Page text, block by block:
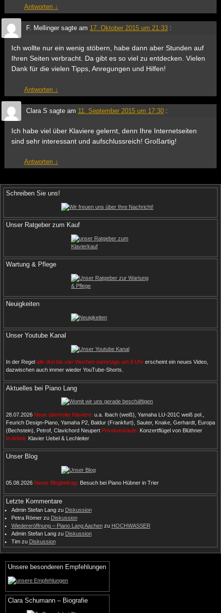
Antworten ↓
F. Mellingersagte am 17. Oktober 2015 um 21:33 :
Ich wollte nur ein wenig stöbern, habe dann aber Stunden auf
Ihren Seiten verbracht. Da gibt es so viel zu entdecken. Vielen
Dank für die vielen Tipps, Anregungen und Hilfen!
Antworten ↓
Clara S sagte am 11. September 2015 um 17:30 :
Ich habe viel über Klaviere gelernt, denn Ihre Internetseiten
sind sehr interessant und aufschlussreich! Großartig!
Antworten ↓
Schreiben Sie uns!
Unser Ratgeber zum Kauf
Wartung & Pflege
Neuigkeiten
Unser Youtube Kanal
In der Regel alle drei bis vier Wochen samstags um 8 Uhr erscheint ein neues Video,
dazwischen auch immer wieder YouTube-Shorts.
Aktuelles bei Piano Lang
28.07.2026 Neue überholte Klaviere: u.a. Ibach (weiß), Yamaha LU-201C weiß pol.,
Feurich Design-Piano, Yamaha P2, Baldur (Frankfurt), Sauter, Knake, Gerhardt, Europa
(Bechstein), Petrof, Clavichord Neupert Privatverkäufe: Konzertflügel von Blüthner
In Arbeit: Klavier Uebel & Lechleiter
Unser Blog
05.08.2026 Neuer Blogbeitrag: Besuch bei Piano Hübner in Trier
Letzte Kommentare
Admin Stefan Langzu Diskussion
Petra Römerzu Diskussion
Wiedereröffnung – Piano Lang Aachenzu HOCHWASSER
Admin Stefan Langzu Diskussion
Timzu Diskussion
Unsere besonderen Empfehlungen
Clara Schumann – Biografie